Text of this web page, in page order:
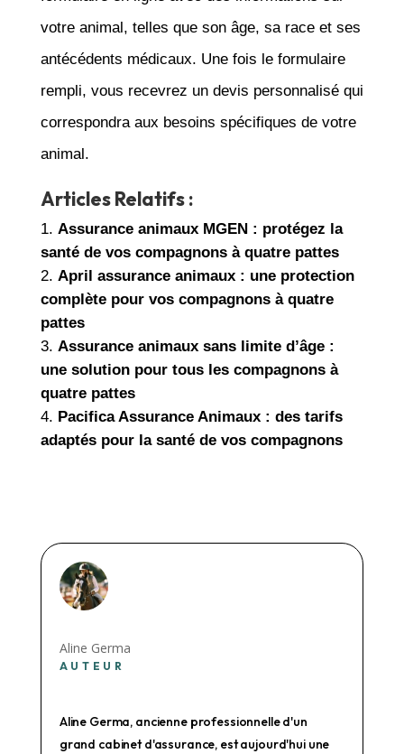
votre animal, telles que son âge, sa race et ses
antécédents médicaux. Une fois le formulaire
rempli, vous recevrez un devis personnalisé qui
correspondra aux besoins spécifiques de votre
animal.
Articles Relatifs :
Assurance animaux MGEN : protégez la
santé de vos compagnons à quatre pattes
April assurance animaux : une protection
complète pour vos compagnons à quatre
pattes
Assurance animaux sans limite d’âge :
une solution pour tous les compagnons à
quatre pattes
Pacifica Assurance Animaux : des tarifs
adaptés pour la santé de vos compagnons
Aline Germa
AUTEUR
Aline Germa, ancienne professionnelle d'un
grand cabinet d'assurance, est aujourd'hui une